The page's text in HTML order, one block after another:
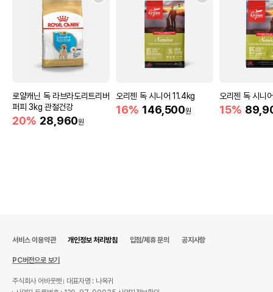
로얄캐닌 독 라브라도리트리버
퍼피 3kg 관절건강
20% 28,960원
오리젠 독 시니어 11.4kg
16% 146,500원
오리젠 독 시니
15%
서비스 이용약관 개인정보 처리방침 입점/제휴 문의 공지사항
PC버전으로 보기
주식회사 어바웃펫
대표자명 : 나옥귀